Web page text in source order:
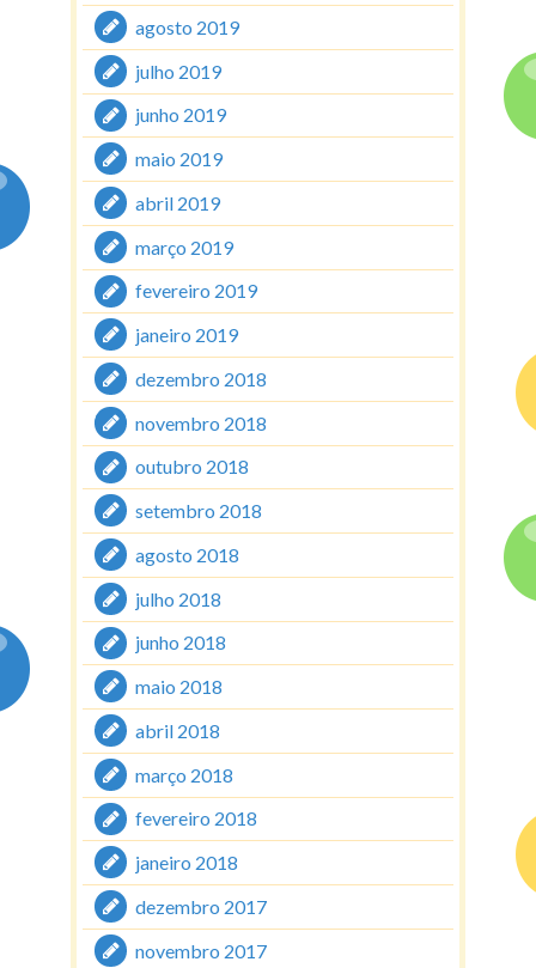
agosto 2019
julho 2019
junho 2019
maio 2019
abril 2019
março 2019
fevereiro 2019
janeiro 2019
dezembro 2018
novembro 2018
outubro 2018
setembro 2018
agosto 2018
julho 2018
junho 2018
maio 2018
abril 2018
março 2018
fevereiro 2018
janeiro 2018
dezembro 2017
novembro 2017